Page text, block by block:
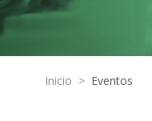
Inicio > Eventos